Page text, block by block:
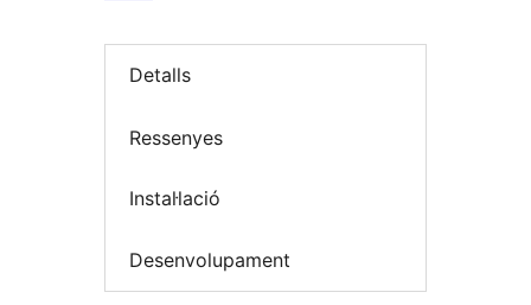
Detalls
Ressenyes
Instal·lació
Desenvolupament